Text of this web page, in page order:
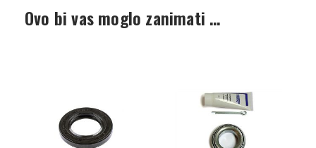
Ovo bi vas moglo zanimati …